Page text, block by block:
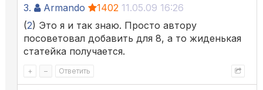
3. Armando 1402 11.05.09 16:26
(2) Это я и так знаю. Просто автору
посоветовал добавить для 8, а то жиденькая
статейка получается.
+ – Ответить